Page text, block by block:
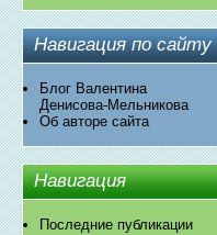
Навигация по сайту
Блог Валентина
Денисова-Мельникова
Об авторе сайта
Навигация
Последние публикации